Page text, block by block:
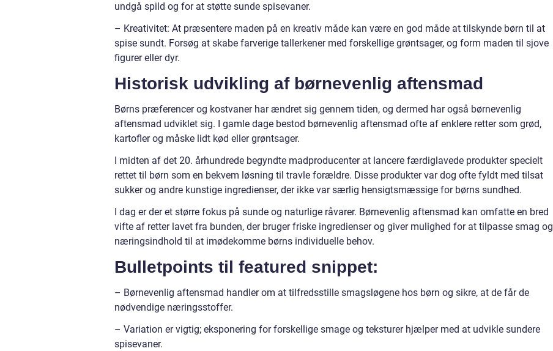
undgå spild og for at støtte sunde spisevaner.
– Kreativitet: At præsentere maden på en kreativ måde kan være en god måde at tilskynde børn til at
spise sundt. Forsøg at skabe farverige tallerkener med forskellige grøntsager, og form maden til sjove
figurer eller dyr.
Historisk udvikling af børnevenlig aftensmad
Børns præferencer og kostvaner har ændret sig gennem tiden, og dermed har også børnevenlig
aftensmad udviklet sig. I gamle dage bestod børnevenlig aftensmad ofte af enklere retter som grød,
kartofler og måske lidt kød eller grøntsager.
I midten af det 20. århundrede begyndte madproducenter at lancere færdiglavede produkter specielt
rettet til børn som en bekvem løsning til travle forældre. Disse produkter var dog ofte fyldt med tilsat
sukker og andre kunstige ingredienser, der ikke var særlig hensigtsmæssige for børns sundhed.
I dag er der et større fokus på sunde og naturlige råvarer. Børnevenlig aftensmad kan omfatte en bred
vifte af retter lavet fra bunden, der bruger friske ingredienser og giver mulighed for at tilpasse smag og
næringsindhold til at imødekomme børns individuelle behov.
Bulletpoints til featured snippet:
– Børnevenlig aftensmad handler om at tilfredsstille smagsløgene hos børn og sikre, at de får de
nødvendige næringsstoffer.
– Variation er vigtig; eksponering for forskellige smage og teksturer hjælper med at udvikle sundere
spisevaner.